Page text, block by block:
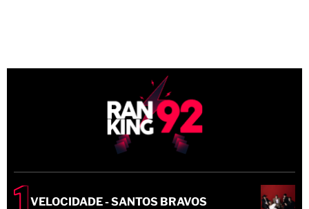
VELOCIDADE - SANTOS BRAVOS